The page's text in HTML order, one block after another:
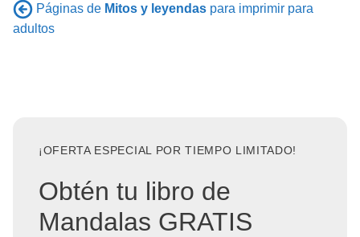
Páginas de Mitos y leyendas para imprimir para
adultos
¡OFERTA ESPECIAL POR TIEMPO LIMITADO!
Obtén tu libro de
Mandalas GRATIS